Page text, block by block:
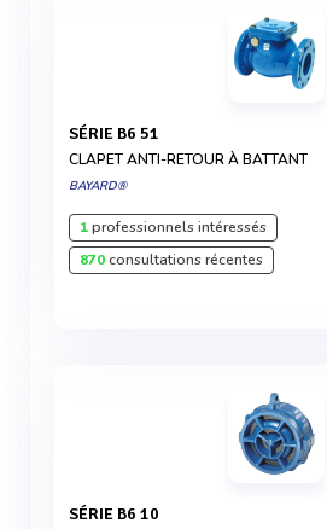
SÉRIE B6 51
CLAPET ANTI-RETOUR À BATTANT
BAYARD®
1professionnels intéressés
870consultations récentes
SÉRIE B6 10